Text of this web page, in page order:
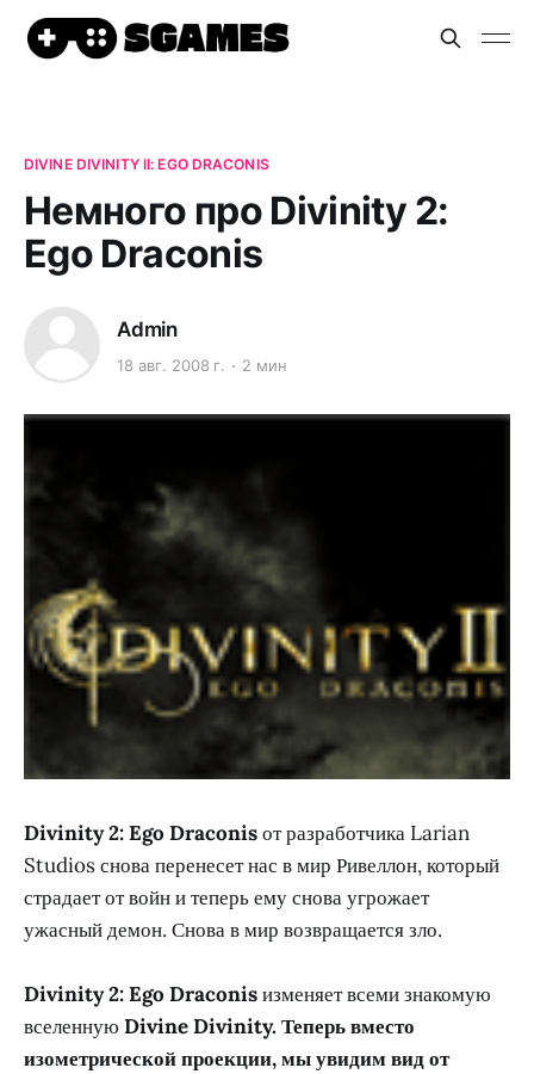
DIVINE DIVINITY II: EGO DRACONIS
Немного про Divinity 2:
Ego Draconis
Admin
18 авг. 2008 г. 2 мин
Divinity 2: Ego Draconisот разработчика Larian
Studios снова перенесет нас в мир Ривеллон, который
страдает от войн и теперь ему снова угрожает
ужасный демон. Снова в мир возвращается зло.
Divinity 2: Ego Draconisизменяет всеми знакомую
вселенную Divine Divinity. Теперь вместо
изометрической проекции, мы увидим вид от